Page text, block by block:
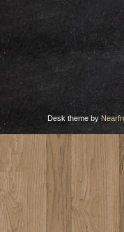
Desk theme by